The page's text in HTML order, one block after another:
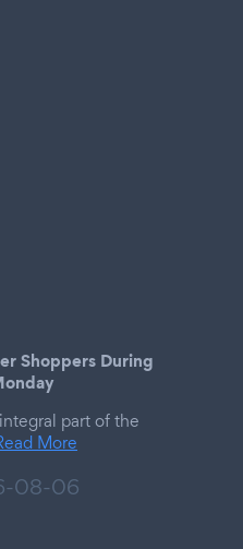
Shoppers During
part of the
More
08-06